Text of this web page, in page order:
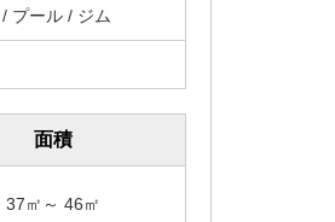
プール / ジム
面積
37㎡～ 46㎡